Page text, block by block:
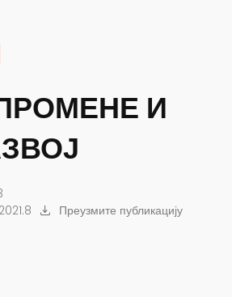
И
Преузмите публикацију